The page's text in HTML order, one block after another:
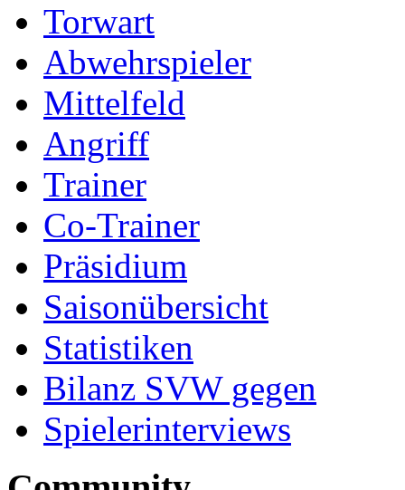
Torwart
Abwehrspieler
Mittelfeld
Angriff
Trainer
Co-Trainer
Präsidium
Saisonübersicht
Statistiken
Bilanz SVW gegen
Spielerinterviews